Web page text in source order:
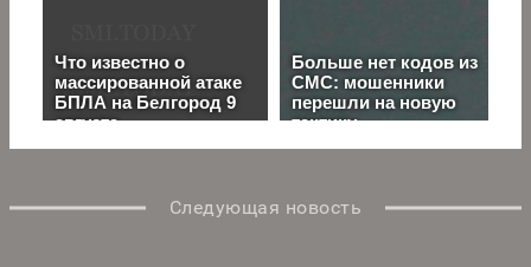
Следующая новость